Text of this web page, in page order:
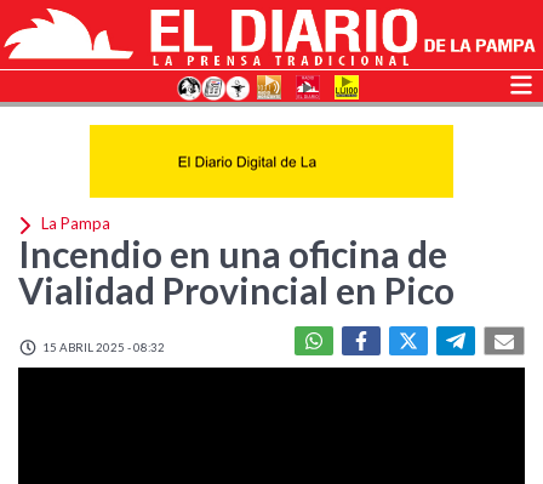
La Pampa
Incendio en una oficina de
Vialidad Provincial en Pico
15 ABRIL 2025 - 08:32